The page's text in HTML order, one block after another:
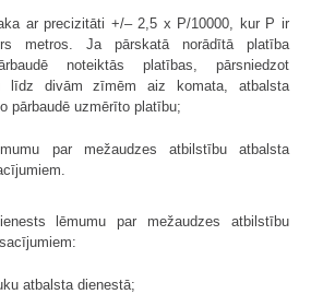
ar precizitāti +/– 2,5 x P/10000, kur P ir
metros. Ja pārskatā norādītā platība
noteiktās platības, pārsniedzot
līdz divām zīmēm aiz komata, atbalsta
pārbaudē uzmērīto platību;
par mežaudzes atbilstību atbalsta
lēmumu par mežaudzes atbilstību
atbalsta dienestā;